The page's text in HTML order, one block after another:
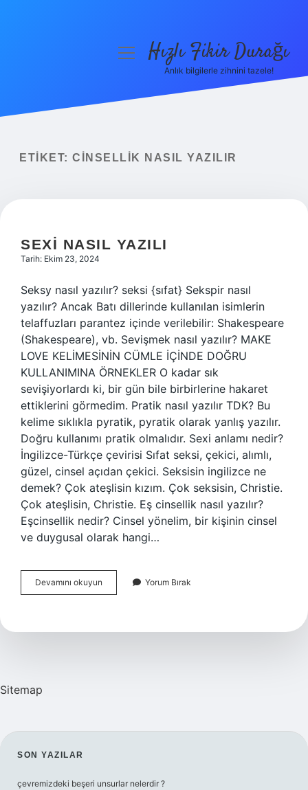
Yasal Uyarı
menüyüHızlı Fikir Durağı
Anlık bilgilerle zihnini tazele!
ETIKET: CINSELLIK NASIL YAZILIR
SEXI NASIL YAZILI
Tarih: Ekim 23, 2024
Seksy nasıl yazılır? seksi {sıfat} Sekspir nasıl
yazılır? Ancak Batı dillerinde kullanılan isimlerin
telaffuzları parantez içinde verilebilir: Shakespeare
(Shakespeare), vb. Sevişmek nasıl yazılır? MAKE
LOVE KELİMESİNİN CÜMLE İÇİNDE DOĞRU
KULLANIMINA ÖRNEKLER O kadar sık ​​
sevişiyorlardı ki, bir gün bile birbirlerine hakaret
ettiklerini görmedim. Pratik nasıl yazılır TDK? Bu
kelime sıklıkla pyratik, pyratik olarak yanlış yazılır.
Doğru kullanımı pratik olmalıdır. Sexi anlamı nedir?
İngilizce-Türkçe çevirisi Sıfat seksi, çekici, alımlı,
güzel, cinsel açıdan çekici. Seksisin ingilizce ne
demek? Çok ateşlisin kızım. Çok seksisin, Christie.
Çok ateşlisin, Christie. Eş cinsellik nasıl yazılır?
Eşcinsellik nedir? Cinsel yönelim, bir kişinin cinsel
ve duygusal olarak hangi…
Devamını okuyun
Nasıl
Yorum Bırak
Sitemap
SIDEBAR
SON YAZILAR
çevremizdeki beşeri unsurlar nelerdir ?